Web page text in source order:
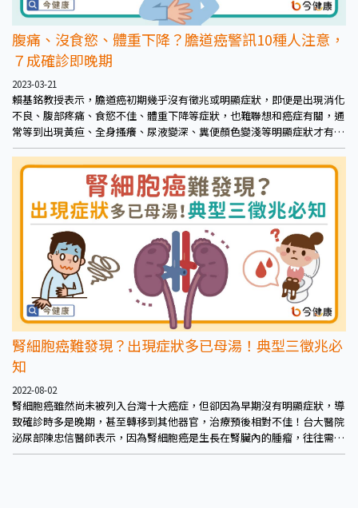
腹痛、沒食慾、體重下降？膽道癌警訊10種人注意，
７成確診即晚期
2023-03-21
賴基銘教授表示，膽道癌初期幾乎沒有徵兆或明顯症狀，即便是出現消化
不良、腹部疼痛、食慾不佳、體重下降等症狀，也難聯想和癌症有關，通
常等到出現黃疸、全身搔癢、尿液變深、糞便顏色變淺等明顯症狀才有所
警覺，約有6-7成患者確診已是晚期。提醒民眾如有相關症狀務必有所警
覺。
腎細胞癌難發現？出現症狀多已母湯！典型三徵兆必
知
2022-08-02
腎細胞癌雖然尚未被列入台灣十大癌症，但卻因為早期沒有明顯症狀，導
致確診時多是晚期，甚至轉移到其他器官，治療預後相對不佳！台大醫院
泌尿部陳忠信醫師表示，因為腎細胞癌是生長在腎臟內的腫瘤，往往需要
一定體積或是轉移至其他器官，才會有明顯症狀。依據臨床經驗，高達九